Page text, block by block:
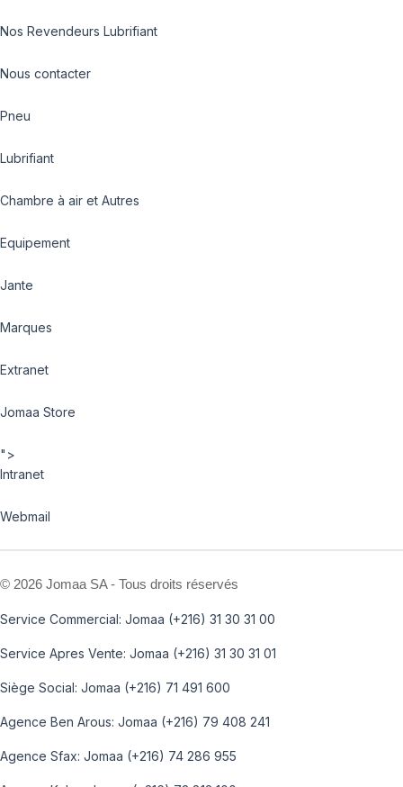
Nos Revendeurs Lubrifiant
Nous contacter
Pneu
Lubrifiant
Chambre à air et Autres
Equipement
Jante
Marques
Extranet
Jomaa Store
">
Intranet
Webmail
© 2026 Jomaa SA - Tous droits réservés
Service Commercial: Jomaa (+216) 31 30 31 00
Service Apres Vente: Jomaa (+216) 31 30 31 01
Siège Social: Jomaa (+216) 71 491 600
Agence Ben Arous: Jomaa (+216) 79 408 241
Agence Sfax: Jomaa (+216) 74 286 955